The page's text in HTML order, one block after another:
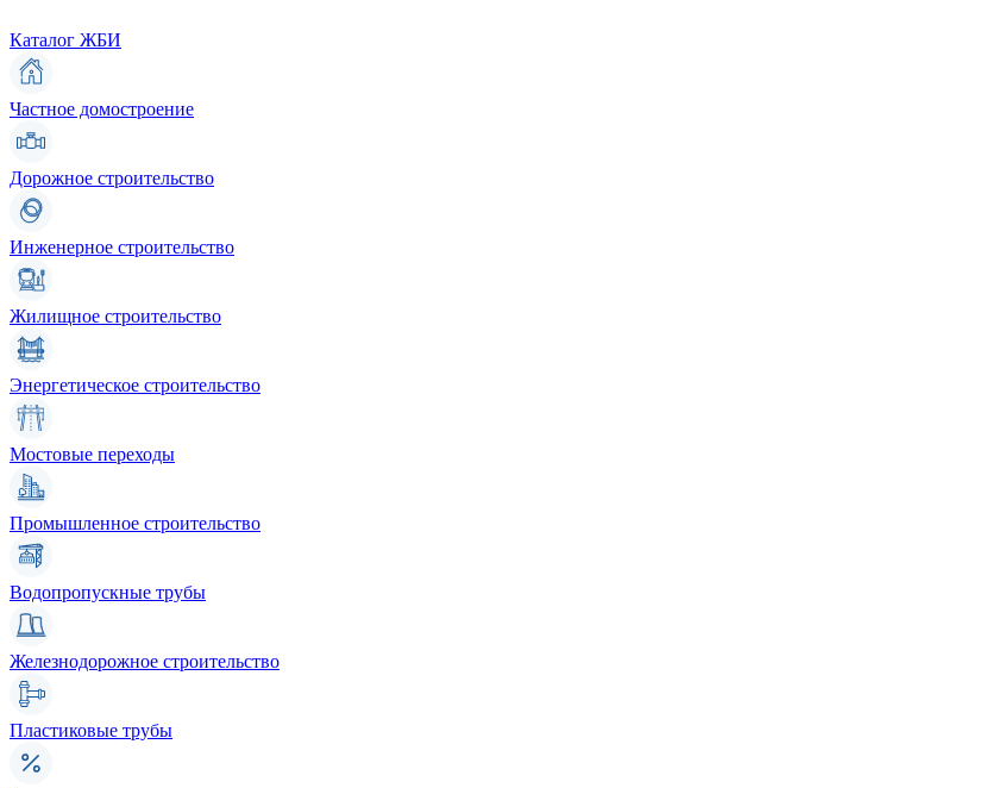
Каталог ЖБИ
Частное домостроение
Дорожное строительство
Инженерное строительство
Жилищное строительство
Энергетическое строительство
Мостовые переходы
Промышленное строительство
Водопропускные трубы
Железнодорожное строительство
Пластиковые трубы